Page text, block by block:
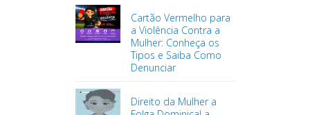
Cartão Vermelho para
a Violência Contra a
Mulher: Conheça os
Tipos e Saiba Como
Denunciar
Direito da Mulher a